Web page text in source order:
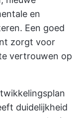
en
Een goed
zorgt voor
vertrouwen op
duidelijkheid